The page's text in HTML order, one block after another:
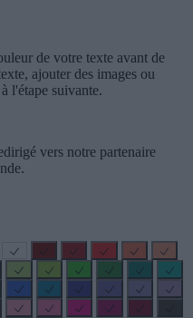
de votre texte avant de
ajouter des images ou
l'étape suivante.
vers notre partenaire